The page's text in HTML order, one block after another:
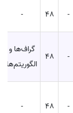
-
48
-
-
48
گراف‌ها و
الگوریتم‌ها
-
48
-